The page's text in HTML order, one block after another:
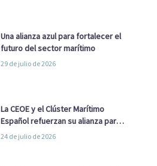
Una alianza azul para fortalecer el
futuro del sector marítimo
29 de julio de 2026
La CEOE y el Clúster Marítimo
Español refuerzan su alianza para
impulsar una estrategia Nacional
24 de julio de 2026